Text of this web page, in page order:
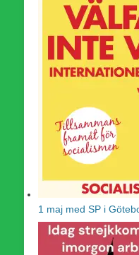
1 maj med SP i